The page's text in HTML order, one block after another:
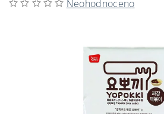
Neohodnoceno